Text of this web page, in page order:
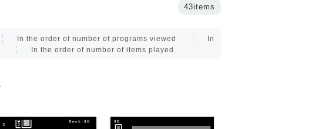
43items
In the order of number of programs viewed
In
In the order of number of items played